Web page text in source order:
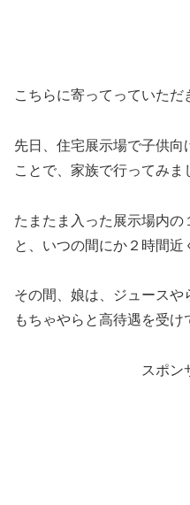
こちらに寄ってっていただ
先日、住宅展示場で子供
ことで、家族で行ってみま
たまたま入った展示場内の
と、いつの間にか２時間近
その間、娘は、ジュース
もちゃやらと高待遇を受け
スポン